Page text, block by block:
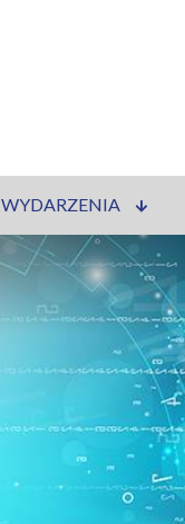
WYDARZENIA